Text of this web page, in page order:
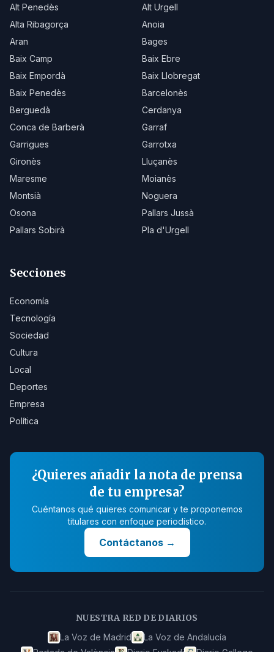
Alt Penedès
Alt Urgell
Alta Ribagorça
Anoia
Aran
Bages
Baix Camp
Baix Ebre
Baix Empordà
Baix Llobregat
Baix Penedès
Barcelonès
Berguedà
Cerdanya
Conca de Barberà
Garraf
Garrigues
Garrotxa
Gironès
Lluçanès
Maresme
Moianès
Montsià
Noguera
Osona
Pallars Jussà
Pallars Sobirà
Pla d'Urgell
Secciones
Economía
Tecnología
Sociedad
Cultura
Local
Deportes
Empresa
Política
¿Quieres añadir la nota de prensa
de tu empresa?
Cuéntanos qué quieres comunicar y te proponemos
titulares con enfoque periodístico.
Contáctanos→
NUESTRA RED DE DIARIOS
La Voz de Madrid
La Voz de Andalucía